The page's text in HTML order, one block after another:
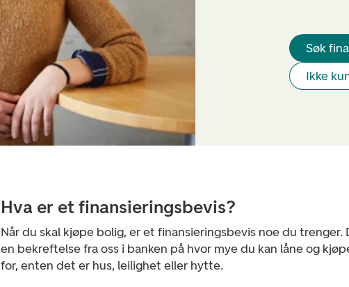
Søk
Ikke
Hva er et finansieringsbevis?
Når du skal kjøpe bolig, er et finansieringsbevis noe du trenger.
en bekreftelse fra oss i banken på hvor mye du kan låne og
for, enten det er hus, leilighet eller hytte.